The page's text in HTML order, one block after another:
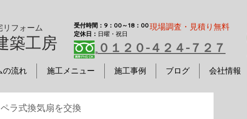
フォーム
築工房
受付時間：9：00～18：00
定休日： 日曜・祝日
現場調査・見積り無料
０１２０-４２４-７２７
の流れ 施工メニュー 施工事例 ブログ 会社情報
ラ式換気扇を交換